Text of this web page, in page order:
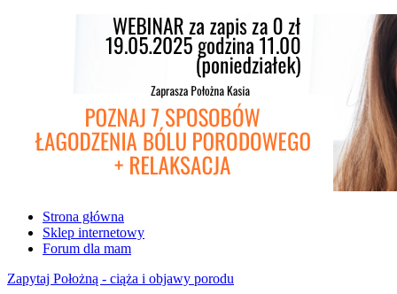
Strona główna
Sklep internetowy
Forum dla mam
Zapytaj Położną - ciąża i objawy porodu